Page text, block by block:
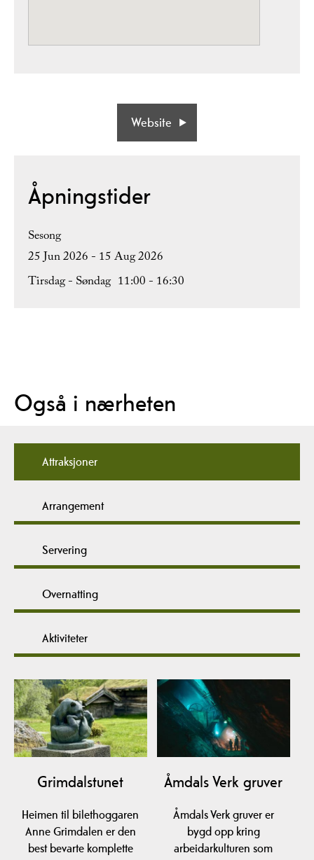
Website
Åpningstider
Sesong
25 Jun 2026 - 15 Aug 2026
Tirsdag - Søndag 11:00 - 16:30
Også i nærheten
Attraksjoner
Arrangement
Servering
Overnatting
Aktiviteter
Grimdalstunet
Heimen til bilethoggaren
Anne Grimdalen er den
best bevarte komplette
Åmdals Verk gruver
Åmdals Verk gruver er
bygd opp kring
arbeidarkulturen som